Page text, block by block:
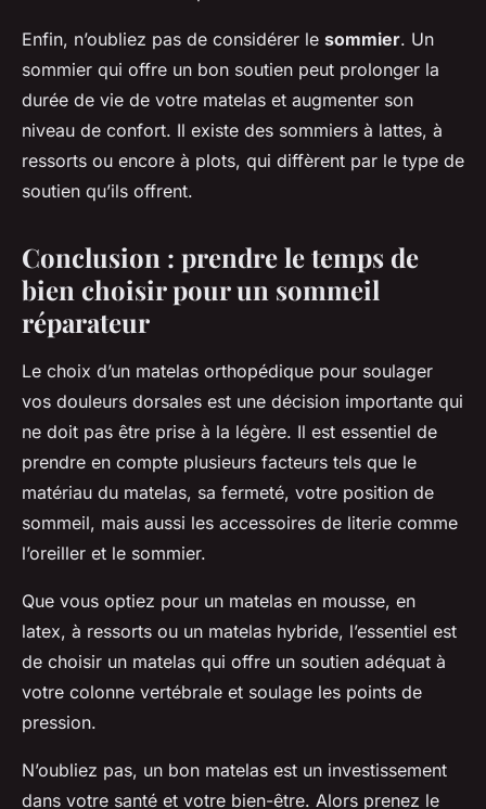
Enfin, n’oubliez pas de considérer le sommier. Un
sommier qui offre un bon soutien peut prolonger la
durée de vie de votre matelas et augmenter son
niveau de confort. Il existe des sommiers à lattes, à
ressorts ou encore à plots, qui diffèrent par le type de
soutien qu’ils offrent.
Conclusion : prendre le temps de
bien choisir pour un sommeil
réparateur
Le choix d’un matelas orthopédique pour soulager
vos douleurs dorsales est une décision importante qui
ne doit pas être prise à la légère. Il est essentiel de
prendre en compte plusieurs facteurs tels que le
matériau du matelas, sa fermeté, votre position de
sommeil, mais aussi les accessoires de literie comme
l’oreiller et le sommier.
Que vous optiez pour un matelas en mousse, en
latex, à ressorts ou un matelas hybride, l’essentiel est
de choisir un matelas qui offre un soutien adéquat à
votre colonne vertébrale et soulage les points de
pression.
N’oubliez pas, un bon matelas est un investissement
dans votre santé et votre bien-être. Alors prenez le